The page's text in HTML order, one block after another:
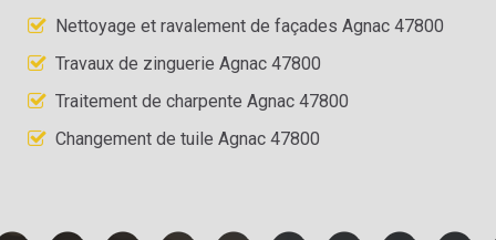
Nettoyage et ravalement de façades Agnac 47800
Travaux de zinguerie Agnac 47800
Traitement de charpente Agnac 47800
Changement de tuile Agnac 47800